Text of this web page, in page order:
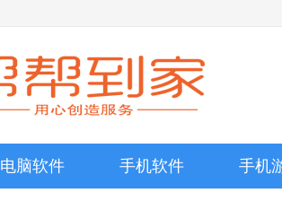
电脑软件 手机软件 手机